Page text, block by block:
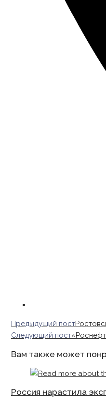
Read
more
Предыдущий пост
Следующий пост
Вам также может
Россия нарастила